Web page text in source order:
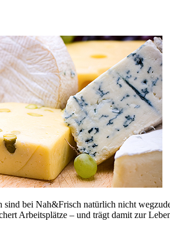
sind bei Nah&Frisch natürlich nicht
Arbeitsplätze – und trägt damit zur